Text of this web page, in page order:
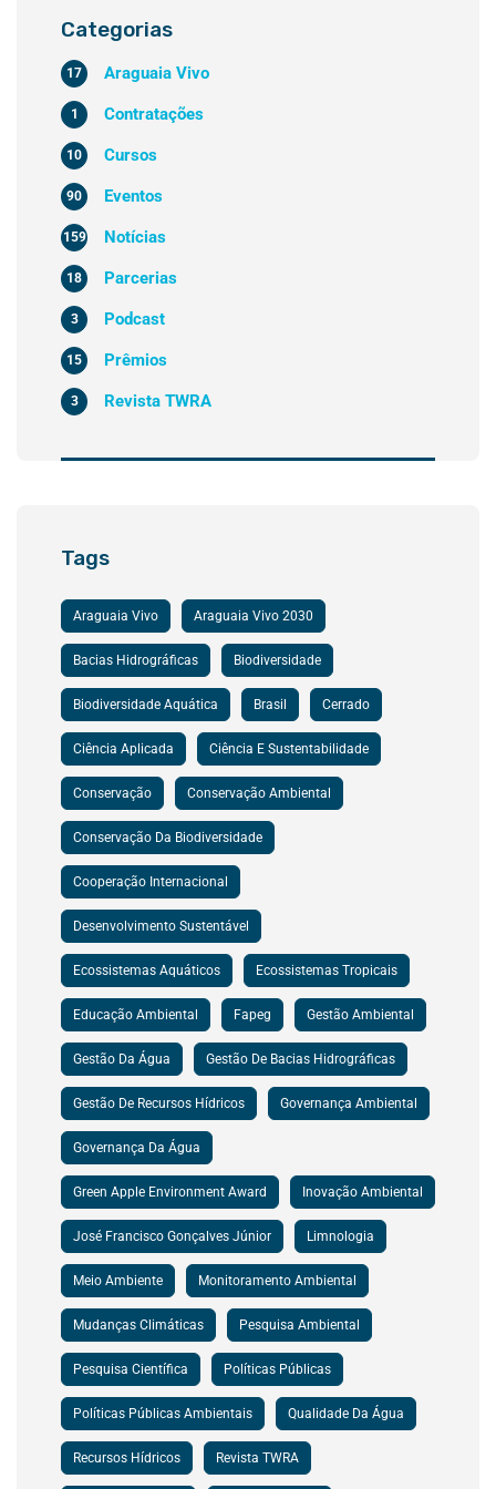
Categorias
Araguaia Vivo
17
Contratações
1
Cursos
10
Eventos
90
Notícias
159
Parcerias
18
Podcast
3
Prêmios
15
Revista TWRA
3
Tags
Araguaia Vivo Araguaia Vivo 2030
Bacias Hidrográficas Biodiversidade
Biodiversidade Aquática Brasil Cerrado
Ciência Aplicada Ciência E Sustentabilidade
Conservação Conservação Ambiental
Conservação Da Biodiversidade
Cooperação Internacional
Desenvolvimento Sustentável
Ecossistemas Aquáticos Ecossistemas Tropicais
Educação Ambiental Fapeg Gestão Ambiental
Gestão Da Água Gestão De Bacias Hidrográficas
Gestão De Recursos Hídricos Governança Ambiental
Governança Da Água
Green Apple Environment Award Inovação Ambiental
José Francisco Gonçalves Júnior Limnologia
Meio Ambiente Monitoramento Ambiental
Mudanças Climáticas Pesquisa Ambiental
Pesquisa Científica Políticas Públicas
Políticas Públicas Ambientais Qualidade Da Água
Recursos Hídricos Revista TWRA